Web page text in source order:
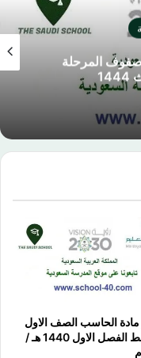
صفوف المرحلة
الحاسب الصف الاول
المتوسط الفصل الاول 1440 هـ /